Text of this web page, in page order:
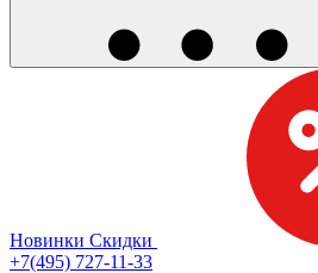
Новинки Скидки
+7(495) 727-11-33